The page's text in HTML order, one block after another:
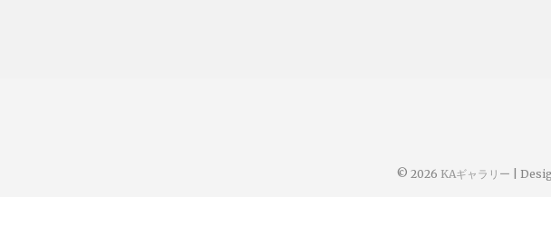
© 2026 KAギャラリー |